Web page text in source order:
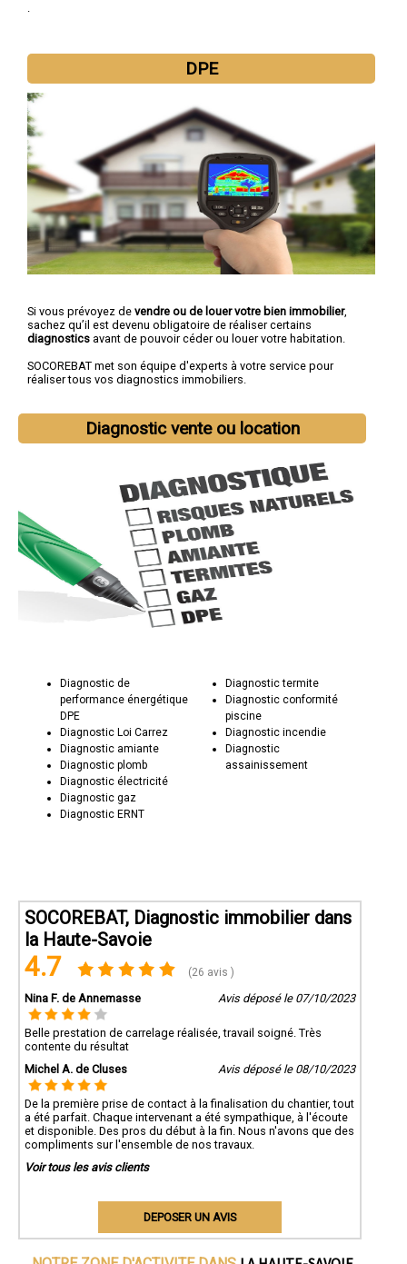
.
DPE
Si vous prévoyez de vendre ou de louer votre bien immobilier,
sachez qu’il est devenu obligatoire de réaliser certains
diagnostics avant de pouvoir céder ou louer votre habitation.
SOCOREBAT met son équipe d'experts à votre service pour
réaliser tous vos diagnostics immobiliers.
Diagnostic vente ou location
Diagnostic de
performance énergétique
DPE
Diagnostic Loi Carrez
Diagnostic amiante
Diagnostic plomb
Diagnostic électricité
Diagnostic gaz
Diagnostic ERNT
Diagnostic termite
Diagnostic conformité
piscine
Diagnostic incendie
Diagnostic
assainissement
SOCOREBAT, Diagnostic immobilier dans
la Haute-Savoie
4.7 (26 avis )
Nina F. de Annemasse Avis déposé le 07/10/2023
Belle prestation de carrelage réalisée, travail soigné. Très
contente du résultat
Michel A. de Cluses
Avis déposé le 08/10/2023
De la première prise de contact à la finalisation du chantier, tout
a été parfait. Chaque intervenant a été sympathique, à l'écoute
et disponible. Des pros du début à la fin. Nous n'avons que des
compliments sur l'ensemble de nos travaux.
Voir tous les avis clients
DEPOSER UN AVIS